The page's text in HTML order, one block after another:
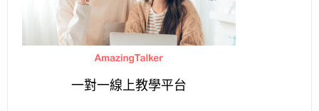
一對一線上教學平台